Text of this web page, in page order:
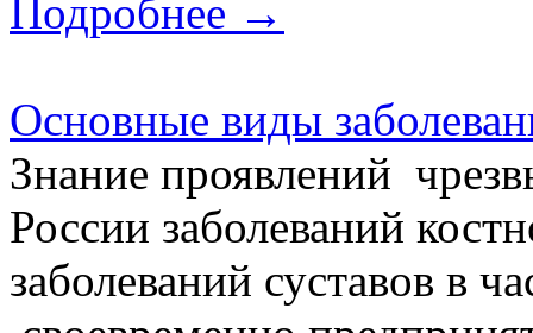
Подробнее →
Основные виды
Знание проявлений
России заболеваний
заболеваний суставов в